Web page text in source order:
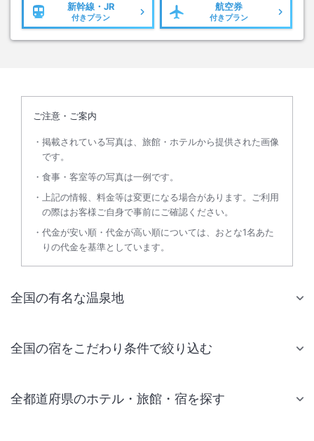
新幹線・JR
付きプラン
航空券
付きプラン
ご注意・ご案内
掲載されている写真は、旅館・ホテルから提供された画像
です。
食事・客室等の写真は一例です。
上記の情報、料金等は変更になる場合があります。ご利用
の際はお客様ご自身で事前にご確認ください。
代金が安い順・代金が高い順については、おとな1名あた
りの代金を基準としています。
全国の有名な温泉地
全国の宿をこだわり条件で絞り込む
全都道府県のホテル・旅館・宿を探す